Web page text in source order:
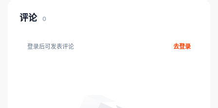
评论 0
登录后可发表评论 去登录